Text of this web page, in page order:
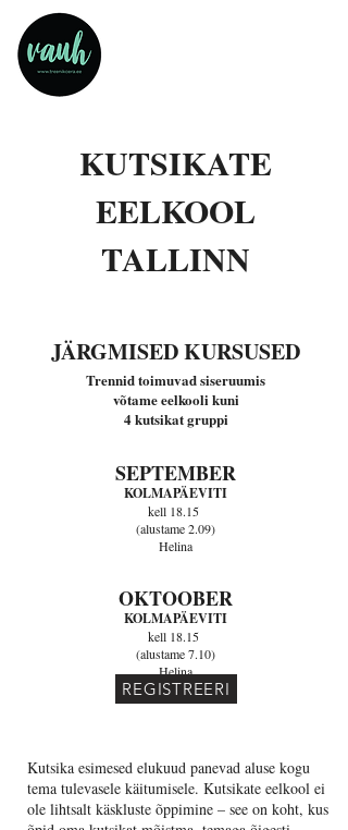
KUTSIKATE
EELKOOL
TALLINN
JÄRGMISED KURSUSED
Trennid toimuvad siseruumis
võtame eelkooli kuni
4 kutsikat gruppi
SEPTEMBER
KOLMAPÄEVITI
kell 18.15
(alustame 2.09)
Helina
OKTOOBER
KOLMAPÄEVITI
kell 18.15
(alustame 7.10)
Helina
REGISTREERI
Kutsika esimesed elukuud panevad aluse kogu
tema tulevasele käitumisele. Kutsikate eelkool ei
ole lihtsalt käskluste õppimine – see on koht, kus